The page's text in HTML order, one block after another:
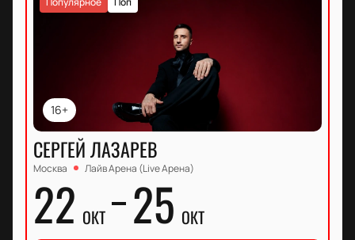
16+
СЕРГЕЙ ЛАЗАРЕВ
Москва Лайв Арена (Live Арена)
22 ОКТ 25 ОКТ